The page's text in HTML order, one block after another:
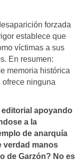
forzada
establece que
víctimas a sus
En resumen:
memoria histórica
ninguna
editorial apoyando
a la
de anarquía
verdad manos
de Garzón? No es